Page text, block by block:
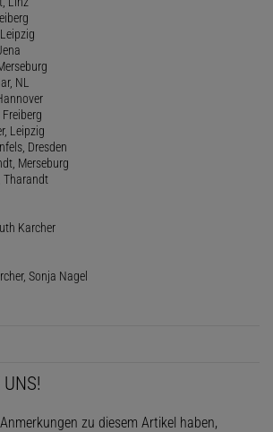
NL
Leipzig
Dresden
Merseburg
Tharandt
Karcher
Sonja Nagel
zu diesem Artikel haben,